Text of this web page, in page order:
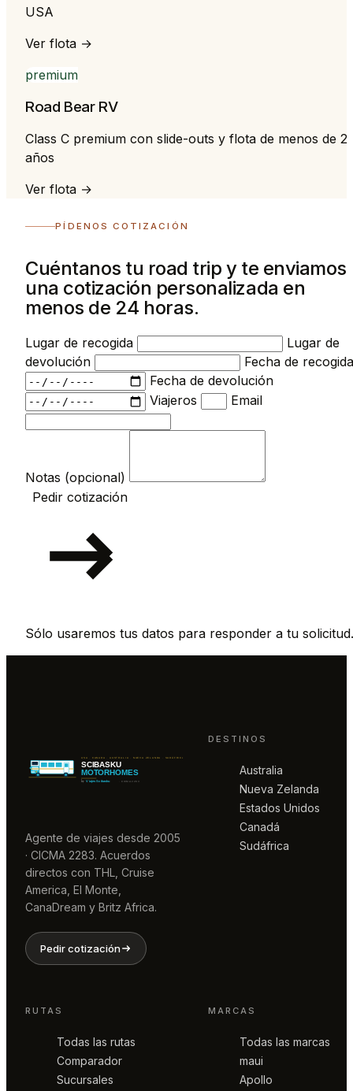
USA
Ver flota →
premium
Road Bear RV
Class C premium con slide-outs y flota de menos de 2
años
Ver flota →
PÍDENOS COTIZACIÓN
Cuéntanos tu road trip y te enviamos
una cotización personalizada en
menos de 24 horas.
Lugar de recogida
Lugar de
devolución
Fecha de recogida
Fecha de devolución
Viajeros
Email
Notas (opcional)
Pedir cotización
Sólo usaremos tus datos para responder a tu solicitud.
Agente de viajes desde 2005
· CICMA 2283. Acuerdos
directos con THL, Cruise
America, El Monte,
CanaDream y Britz Africa.
Pedir cotización
DESTINOS
Australia
Nueva Zelanda
Estados Unidos
Canadá
Sudáfrica
RUTAS
Todas las rutas
Comparador
Sucursales
MARCAS
Todas las marcas
maui
Apollo